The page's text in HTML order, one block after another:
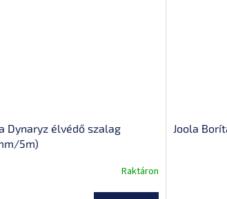
Dynaryz élvédő szalag
5m)
Raktáron
Joola